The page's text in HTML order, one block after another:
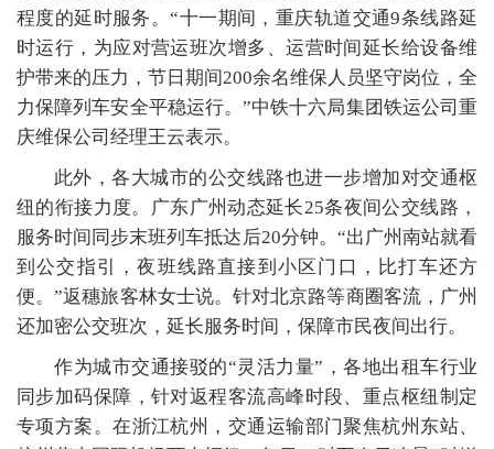
程度的延时服务。“十一期间，重庆轨道交通9条线路延
时运行，为应对营运班次增多、运营时间延长给设备维
护带来的压力，节日期间200余名维保人员坚守岗位，全
力保障列车安全平稳运行。”中铁十六局集团铁运公司重
庆维保公司经理王云表示。
此外，各大城市的公交线路也进一步增加对交通枢
纽的衔接力度。广东广州动态延长25条夜间公交线路，
服务时间同步末班列车抵达后20分钟。“出广州南站就看
到公交指引，夜班线路直接到小区门口，比打车还方
便。”返穗旅客林女士说。针对北京路等商圈客流，广州
还加密公交班次，延长服务时间，保障市民夜间出行。
作为城市交通接驳的“灵活力量”，各地出租车行业
同步加码保障，针对返程客流高峰时段、重点枢纽制定
专项方案。在浙江杭州，交通运输部门聚焦杭州东站、